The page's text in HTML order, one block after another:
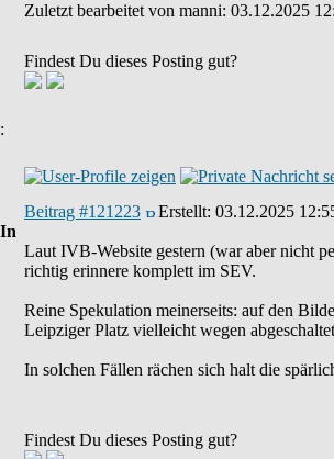
Zuletzt bearbeitet von manni: 03.12.2025
Findest Du dieses Posting gut?
Beitrag #121223 Erstellt: 03.12.2025
Laut IVB-Website gestern (war aber nicht
richtig erinnere komplett im SEV.
Reine Spekulation meinerseits: auf den
Leipziger Platz vielleicht wegen
In solchen Fällen rächen sich halt die
Findest Du dieses Posting gut?